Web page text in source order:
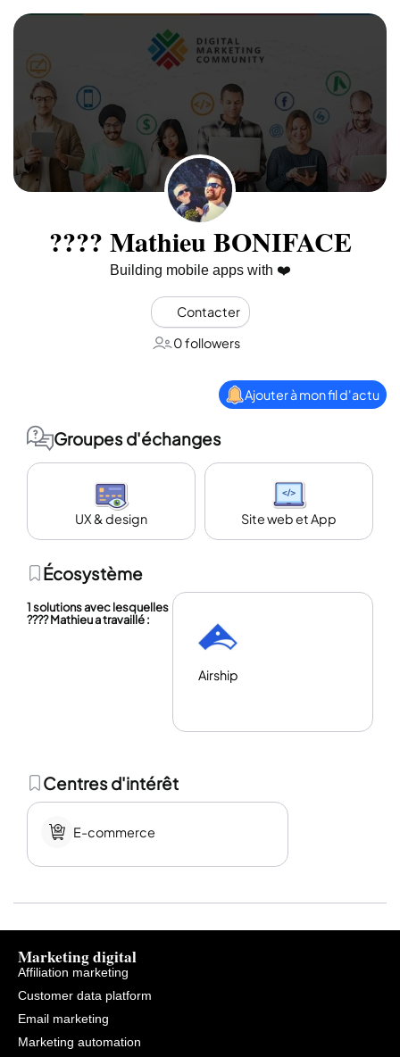
???? Mathieu BONIFACE
Building mobile apps with ❤️
Contacter
0 followers
Ajouter à mon fil d'actu
Groupes d'échanges
UX & design Site web et App
Écosystème
1 solutions avec lesquelles
???? Mathieu a travaillé :
Airship
Centres d'intérêt
E-commerce
Marketing digital
Affiliation marketing
Customer data platform
Email marketing
Marketing automation